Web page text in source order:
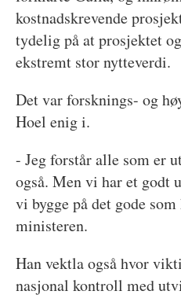
kostnadskrevende
tydelig på at prosjektet
ekstremt stor nytteverdi.
Det var forsknings- og
Hoel enig i.
- Jeg forstår alle som er
også. Men vi har et godt
vi bygge på det gode
ministeren.
Han vektla også hvor
nasjonal kontroll med